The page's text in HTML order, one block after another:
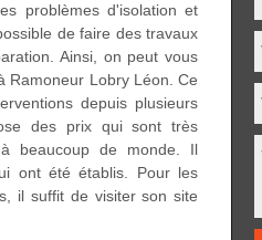
problèmes d'isolation et
de faire des travaux
Ainsi, on peut vous
Ramoneur Lobry Léon. Ce
depuis plusieurs
des prix qui sont très
beaucoup de monde. Il
ont été établis. Pour les
il suffit de visiter son site